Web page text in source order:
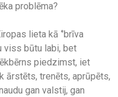
problēma?
lieta kā ‘’brīva
viss būtu labi, bet
piedzimst, iet
ārstēts, trenēts, aprūpēts,
gan valstij, gan